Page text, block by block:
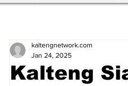
Kalteng
kaltengnetwork.com
Jan 24, 2025